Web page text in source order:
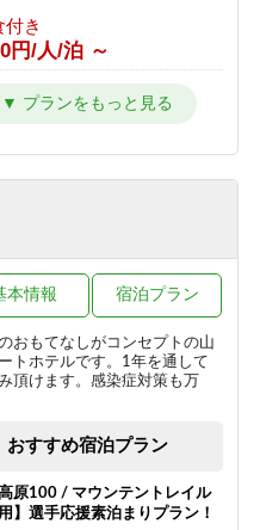
円/人/泊 ～
付き
円/人/泊 ～
１泊２食】志賀高原一の瀬スキ
歩１分！ホテルジャパン志賀ス
み
円/人/泊 ～
泊まり】雪質抜群の志賀高
気ままなスキー旅
円/人/泊 ～
おもてなしがコンセプトの山
トホテルです。1年を通して
頂けます。感染症対策も万
本情報 宿泊プラン
おすすめ宿泊プラン
高原100 / マウンテントレイル
】選手応援素泊まりプラン！